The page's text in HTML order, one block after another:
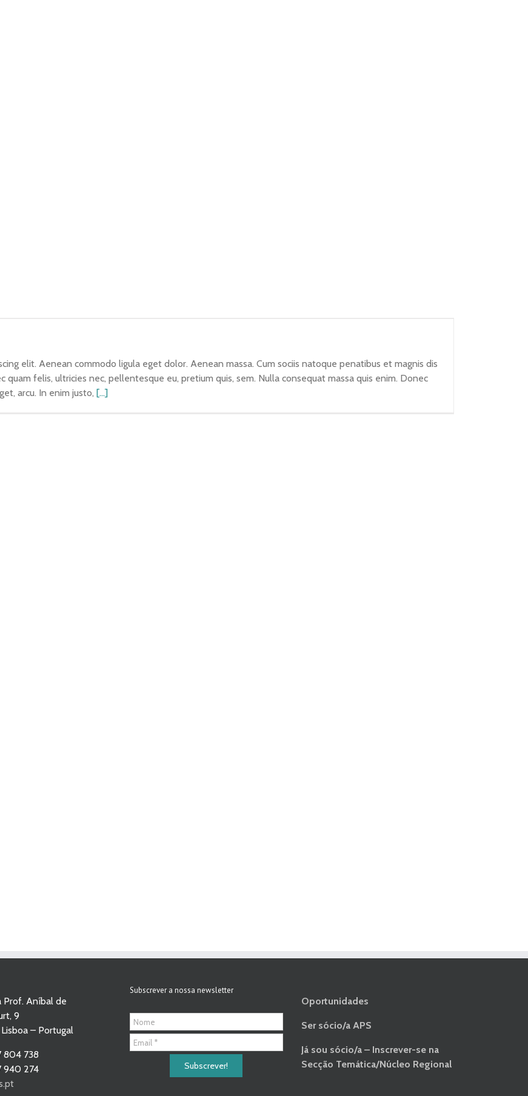
elit. Aenean commodo ligula eget dolor. Aenean massa. Cum sociis natoque penatibus et magnis dis
quam felis, ultricies nec, pellentesque eu, pretium quis, sem. Nulla consequat massa quis enim. Donec
arcu. In enim justo, [...]
Prof. Aníbal de
9
– Portugal
804 738
940 274
Subscrever a nossa newsletter
Oportunidades
Ser sócio/a APS
Já sou sócio/a – Inscrever-se na
Secção Temática/Núcleo Regional